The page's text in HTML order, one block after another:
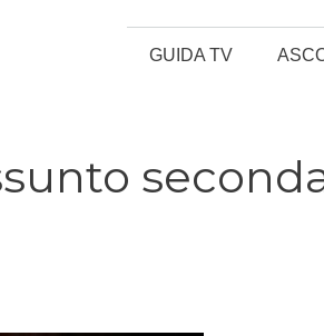
GUIDA TV